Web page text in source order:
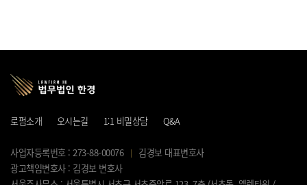
로펌소개 오시는길 1:1 비밀상담 Q&A
사업자등록번호 : 273-88-00076
김경보 대표변호사
광고책임변호사 : 김경보 변호사